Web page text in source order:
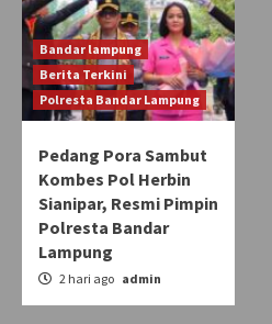
Bandar lampung
Berita Terkini
Polresta Bandar Lampung
Pedang Pora Sambut
Kombes Pol Herbin
Sianipar, Resmi Pimpin
Polresta Bandar
Lampung
2 hari ago admin